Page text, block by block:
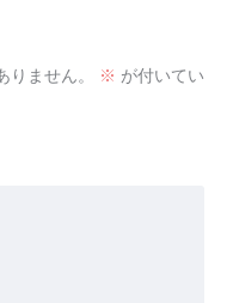
ません。 ※ が付いてい